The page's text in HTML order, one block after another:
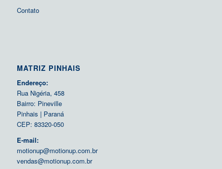
Contato
MATRIZ PINHAIS
Endereço:
Rua Nigéria, 458
Bairro: Pineville
Pinhais | Paraná
CEP: 83320-050
E-mail:
motionup@motionup.com.br
vendas@motionup.com.br